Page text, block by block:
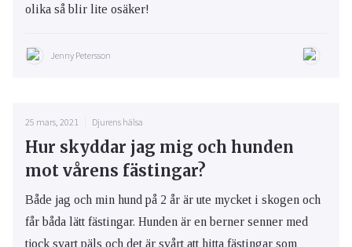
olika så blir lite osäker!
Jenny Petersson
25 mars, 2021 Djurens hälsa
Hur skyddar jag mig och hunden
mot vårens fästingar?
Både jag och min hund på 2 år är ute mycket i skogen och
får båda lätt fästingar. Hunden är en berner senner med
tjock svart päls och det är svårt att hitta fästingar som